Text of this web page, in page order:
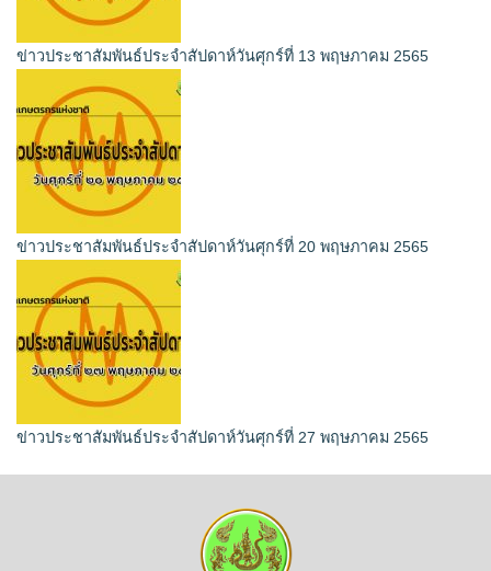
ข่าวประชาสัมพันธ์ประจำสัปดาห์วันศุกร์ที่ 13 พฤษภาคม 2565
ข่าวประชาสัมพันธ์ประจำสัปดาห์วันศุกร์ที่ 20 พฤษภาคม 2565
ข่าวประชาสัมพันธ์ประจำสัปดาห์วันศุกร์ที่ 27 พฤษภาคม 2565